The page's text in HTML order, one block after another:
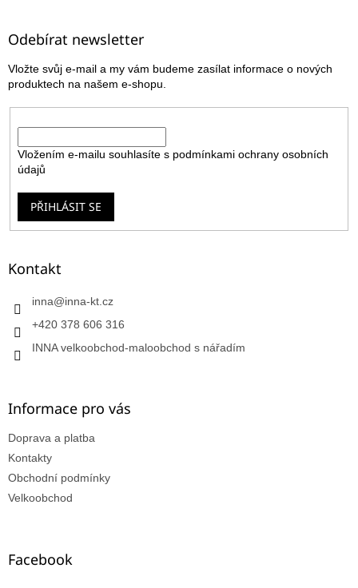
Odebírat newsletter
Vložte svůj e-mail a my vám budeme zasílat informace o nových
produktech na našem e-shopu.
Vložením e-mailu souhlasíte s podmínkami ochrany osobních
údajů
PŘIHLÁSIT SE
Kontakt
inna@inna-kt.cz
+420 378 606 316
INNA velkoobchod-maloobchod s nářadím
Informace pro vás
Doprava a platba
Kontakty
Obchodní podmínky
Velkoobchod
Facebook